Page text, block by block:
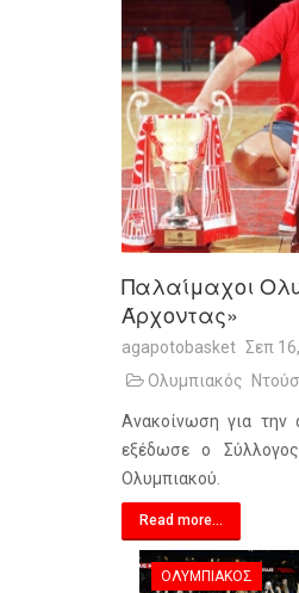
Παλαίμαχοι
Άρχοντας»
agapotobasket Σεπ
Ολυμπιακός
Ανακοίνωση για την
εξέδωσε ο
Ολυμπιακού.
Read more...
ΟΛΥΜΠΙΑΚΌΣ